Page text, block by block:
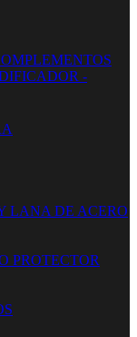
-
LANA DE ACERO
PROTECTOR